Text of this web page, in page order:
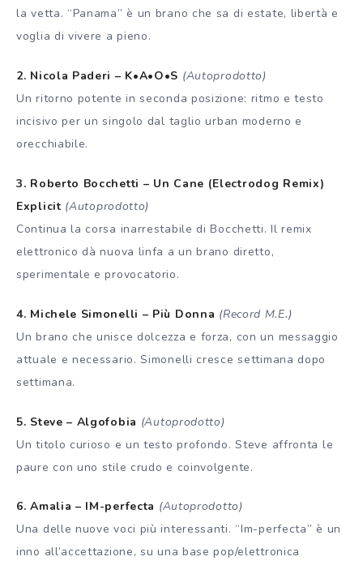
la vetta. “Panama” è un brano che sa di estate, libertà e
voglia di vivere a pieno.
2. Nicola Paderi – K•A•O•S (Autoprodotto)
Un ritorno potente in seconda posizione: ritmo e testo
incisivo per un singolo dal taglio urban moderno e
orecchiabile.
3. Roberto Bocchetti – Un Cane (Electrodog Remix)
Explicit (Autoprodotto)
Continua la corsa inarrestabile di Bocchetti. Il remix
elettronico dà nuova linfa a un brano diretto,
sperimentale e provocatorio.
4. Michele Simonelli – Più Donna (Record M.E.)
Un brano che unisce dolcezza e forza, con un messaggio
attuale e necessario. Simonelli cresce settimana dopo
settimana.
5. Steve – Algofobia (Autoprodotto)
Un titolo curioso e un testo profondo. Steve affronta le
paure con uno stile crudo e coinvolgente.
6. Amalia – IM-perfecta (Autoprodotto)
Una delle nuove voci più interessanti. “Im-perfecta” è un
inno all’accettazione, su una base pop/elettronica